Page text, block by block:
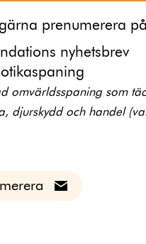
prenumerera
nyhetsbrev
omvärldsspaning som
djurskydd och handel